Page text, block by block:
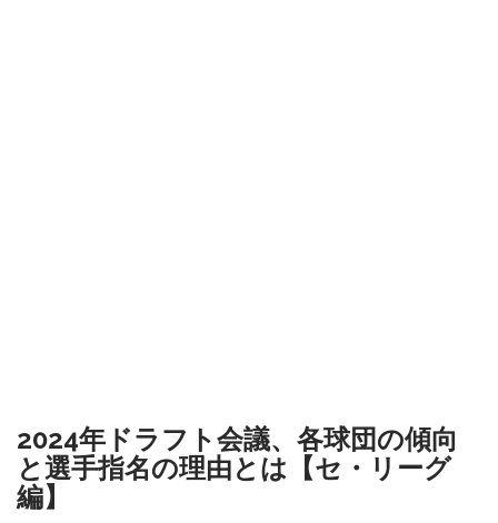
2024年ドラフト会議、各球団の傾向
と選手指名の理由とは【セ・リーグ
編】